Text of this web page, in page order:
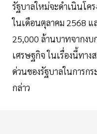
รัฐบาลใหม่จะดำเนินโคร
ในเดือนตุลาคม 2568 แ
25,000 ล้านบาทจากงบ
เศรษฐกิจ ในเรื่องนี้ทาง
ด่วนของรัฐบาลในการก
กล่าว